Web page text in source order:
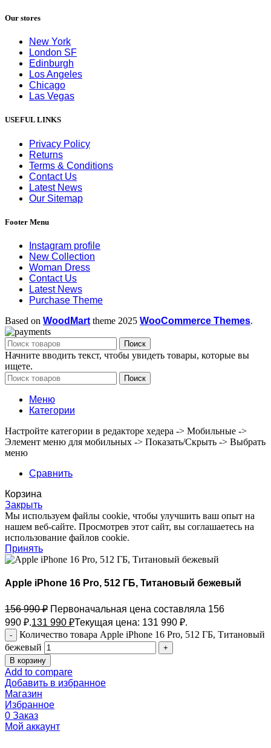
Our stores
New York
London SF
Edinburgh
Los Angeles
Chicago
Las Vegas
USEFUL LINKS
Privacy Policy
Returns
Terms & Conditions
Contact Us
Latest News
Our Sitemap
Footer Menu
Instagram profile
New Collection
Woman Dress
Contact Us
Latest News
Purchase Theme
Based on WoodMart theme 2025 WooCommerce Themes.
Поиск
Начните вводить текст, чтобы увидеть товары, которые вы
ищете.
Поиск
Меню
Категории
Настройте категории в редакторе хедера -> Мобильные ->
Элемент меню для мобильных -> Показать/Скрыть -> Выбрать
меню
Сравнить
Корзина
Закрыть
Мы используем файлы cookie, чтобы улучшить ваш опыт на
нашем веб-сайте. Просмотрев этот сайт, вы соглашаетесь на
использование файлов cookie.
Принять
Apple iPhone 16 Pro, 512 ГБ, Титановый бежевый
156 990₽ Первоначальная цена составляла 156
990 ₽.131 990 ₽Текущая цена: 131 990 ₽.
Количество товара Apple iPhone 16 Pro, 512 ГБ, Титановый
бежевый
В корзину
Add to compare
Добавить в избранное
Магазин
Избранное
0 Заказ
Мой аккаунт